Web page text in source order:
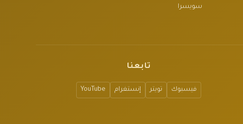
سويسرا
تابعنا
فيسبوك تويتر إنستغرام YouTube